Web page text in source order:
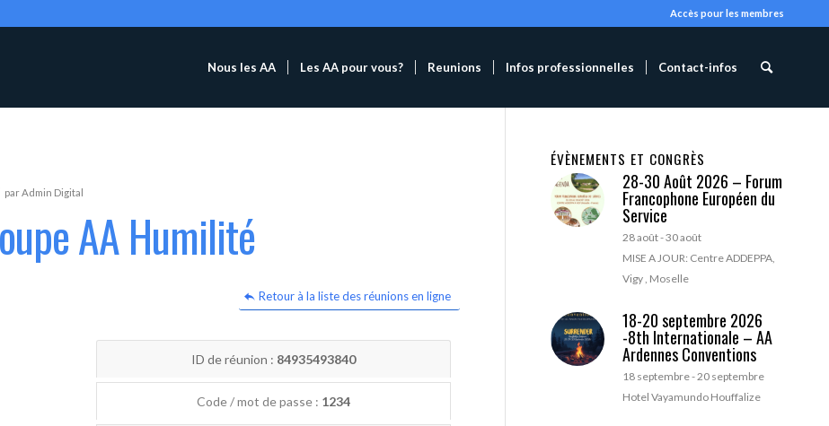
Accès pour les membres
Nous les AA Les AA pour vous? Reunions Infos professionnelles Contact-infos
parAdmin Digital
AA Humilité
Retour à la liste des réunions en ligne
ID de réunion : 84935493840
Code / mot de passe : 1234
ÉVÈNEMENTS ET CONGRÈS
28-30 Août 2026 – Forum
Francophone Européen du
Service
28 août-30 août
MISE A JOUR: Centre ADDEPPA,
Vigy , Moselle
18-20 septembre 2026
-8th Internationale – AA
Ardennes Conventions
18 septembre-20 septembre
Hotel Vayamundo Houffalize